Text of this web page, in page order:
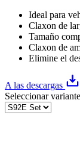
Ideal para
Claxon de
Tamaño
Claxon de
Elimine el
A las descargas
Seleccionar variante